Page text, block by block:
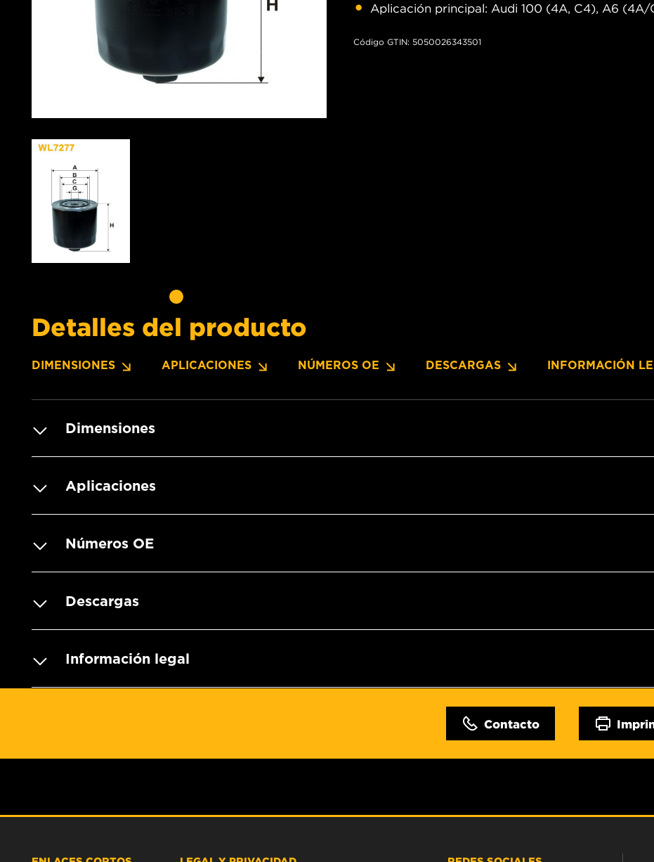
Aplicación principal: Audi 100 (4A, C4), A6 (4A/
Código GTIN: 5050026343501
Detalles del producto
DIMENSIONES APLICACIONES NÚMEROS OE DESCARGAS INFORMACIÓN
Dimensiones
Aplicaciones
Números OE
Descargas
Información legal
Contacto